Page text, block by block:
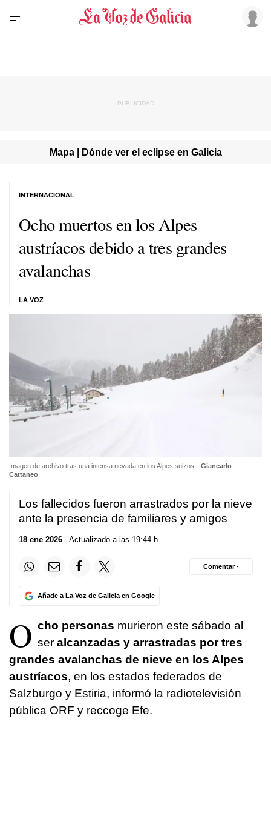
Mapa | Dónde ver el eclipse en Galicia
Ocho muertos en los Alpes
austríacos debido a tres grandes
avalanchas
LA VOZ
INTERNACIONAL
Imagen de archivo tras una intensa nevada en los Alpes suizos
Giancarlo
Cattaneo
Los fallecidos fueron arrastrados por la nieve
ante la presencia de familiares y amigos
18 ene 2026 . Actualizado a las 19:44 h.
Añade a La Voz de Galicia en Google
Comentar ·
O cho personas murieron este sábado al
ser alcanzadas y arrastradas por tres
grandes avalanchas de nieve en los Alpes
austríacos, en los estados federados de
Salzburgo y Estiria, informó la radiotelevisión
pública ORF y reccoge Efe.